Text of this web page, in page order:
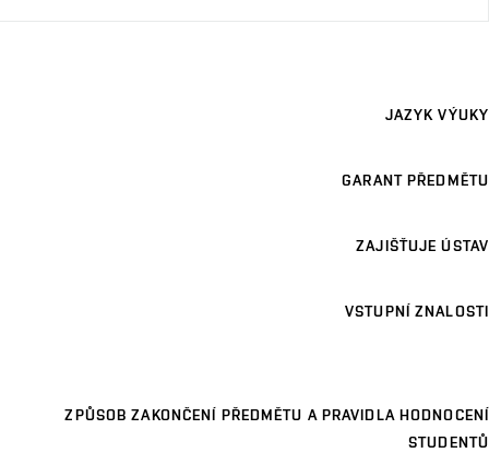
JAZYK VÝUKY
GARANT PŘEDMĚTU
ZAJIŠŤUJE ÚSTAV
VSTUPNÍ ZNALOSTI
ZPŮSOB ZAKONČENÍ PŘEDMĚTU A PRAVIDLA HODNOCENÍ
STUDENTŮ